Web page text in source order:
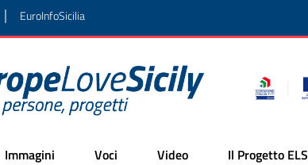
| EuroInfoSicilia
Immagini Voci Video Il Progetto ELS